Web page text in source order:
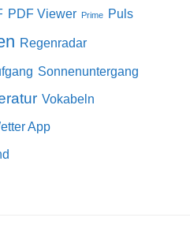
PDF Viewer Prime Puls
Regenradar
Sonnenuntergang
Vokabeln
App